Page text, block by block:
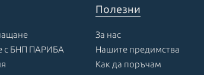
с БНП ПАРИБА
Полезни
За нас
Нашите предимства
Как да поръчам